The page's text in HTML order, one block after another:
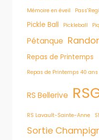
Mémoire en éveil
Pickle Ball Pickleball
Pétanque
Repas de Printemps
Repas de Printemps 40
RS Bellerive
RS Lavault-Sainte-Anne
Sortie